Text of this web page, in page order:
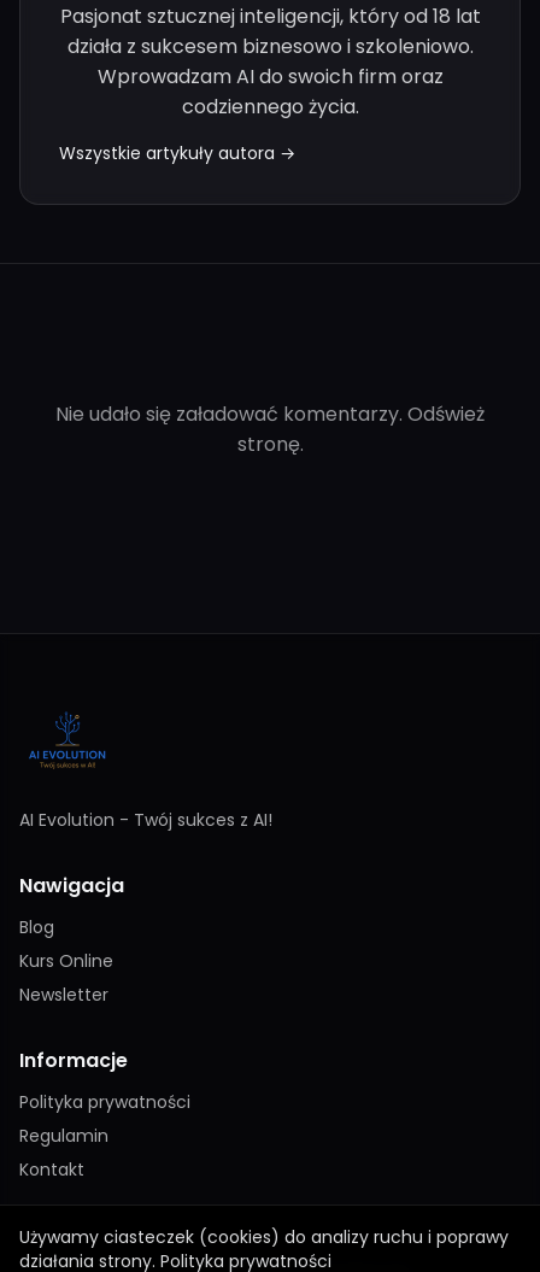
Pasjonat sztucznej inteligencji, który od 18 lat
działa z sukcesem biznesowo i szkoleniowo.
Wprowadzam AI do swoich firm oraz
codziennego życia.
Wszystkie artykuły autora →
Nie udało się załadować komentarzy. Odśwież
stronę.
AI Evolution - Twój sukces z AI!
Nawigacja
Blog
Kurs Online
Newsletter
Informacje
Polityka prywatności
Regulamin
Kontakt
Używamy ciasteczek (cookies) do analizy ruchu i poprawy
działania strony. Polityka prywatności